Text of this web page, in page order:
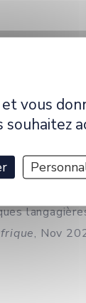
de voisins,
, Nov
vous
souhaitez